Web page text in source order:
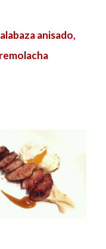
anisado,